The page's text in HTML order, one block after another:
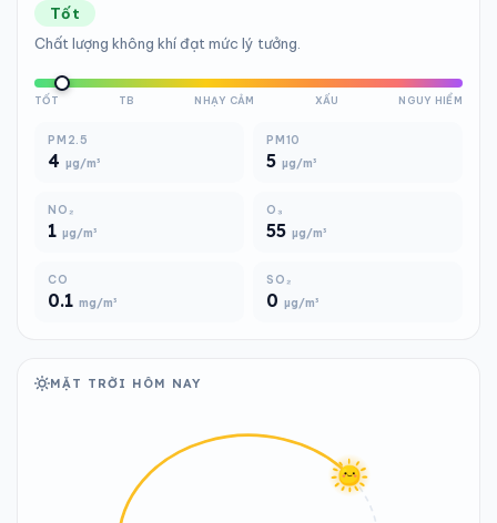
Tốt
Chất lượng không khí đạt mức lý tưởng.
TỐT TB NHẠY CẢM XẤU NGUY HIỂM
PM2.5
4 µg/m³
PM10
5 µg/m³
NO₂
1 µg/m³
O₃
55 µg/m³
CO
0.1 mg/m³
SO₂
0 µg/m³
MẶT TRỜI HÔM NAY